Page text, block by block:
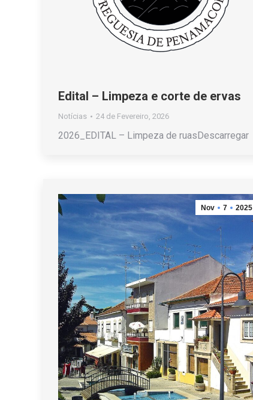
Edital – Limpeza e corte de ervas
Notícias 24 de Fevereiro, 2026
2026_EDITAL – Limpeza de ruasDescarregar
Nov 7 2025